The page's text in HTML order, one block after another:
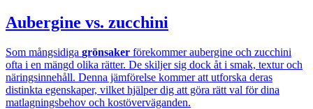
Aubergine vs. zucchini
Som mångsidiga grönsaker förekommer aubergine och zucchini
ofta i en mängd olika rätter. De skiljer sig dock åt i smak, textur och
näringsinnehåll. Denna jämförelse kommer att utforska deras
distinkta egenskaper, vilket hjälper dig att göra rätt val för dina
matlagningsbehov och kostöverväganden.